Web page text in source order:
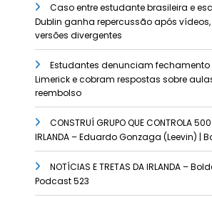
Caso entre estudante brasileira e
Dublin ganha repercussão após
versões divergentes
Estudantes denunciam fechamento
Limerick e cobram respostas sobre
reembolso
CONSTRUÍ GRUPO QUE CONTROLA
IRLANDA – Eduardo Gonzaga (Leevin) |
NOTÍCIAS E TRETAS DA IRLANDA –
Podcast 523